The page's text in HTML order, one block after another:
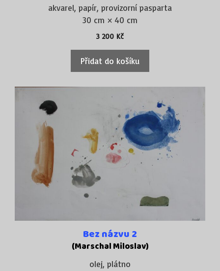
akvarel, papír, provizorní pasparta
30 cm × 40 cm
3 200 Kč
Přidat do košíku
Bez názvu 2
(Marschal Miloslav)
olej, plátno